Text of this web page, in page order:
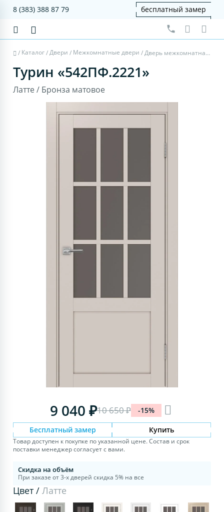
8 (383) 388 87 79 бесплатный замер
/ Каталог/Двери / Межкомнатные двери / Дверь межкомнатная Турин 542ПФ.2221 - латте, бронза матовое
Турин «542ПФ.2221»
Латте / Бронза матовое
9 040 ₽10 650 ₽ -15%
Бесплатный замер Купить
Товар доступен к покупке по указанной цене. Состав и срок
поставки менеджер согласует с вами.
Скидка на объём
При заказе от 3-х дверей скидка 5% на все
Цвет /Латте